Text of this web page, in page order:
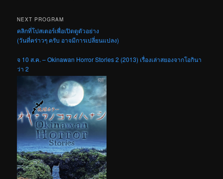
NEXT PROGRAM
คลิกที่โปสเตอร์เพื่อเปิดดูตัวอย่าง
(วันที่คร่าวๆ ครับ อาจมีการเปลี่ยนแปลง)
จ 10 ส.ค. – Okinawan Horror Stories 2 (2013) เรื่องเล่าสยองจากโอกินา
ว่า 2